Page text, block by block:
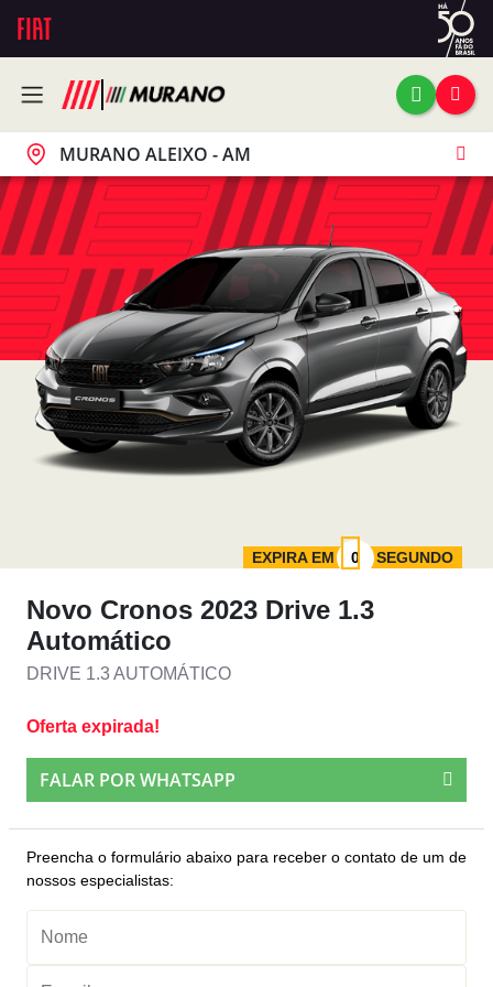
MURANO ALEIXO - AM
EXPIRA EM SEGUNDO
Novo Cronos 2023 Drive 1.3
Automático
DRIVE 1.3 AUTOMÁTICO
Oferta expirada!
FALAR POR WHATSAPP
Preencha o formulário abaixo para receber o contato de um de
nossos especialistas: